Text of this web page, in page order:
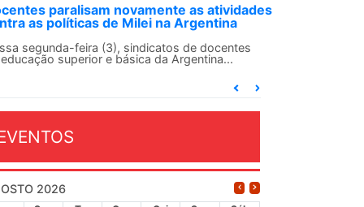
SN convoca docentes para Dia de
Internacionalista com Cuba em
de agosto
SN conclama suas seções sindicais e o
2026